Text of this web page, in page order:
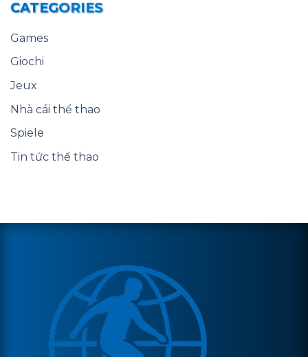
CATEGORIES
Games
Giochi
Jeux
Nhà cái thể thao
Spiele
Tin tức thể thao